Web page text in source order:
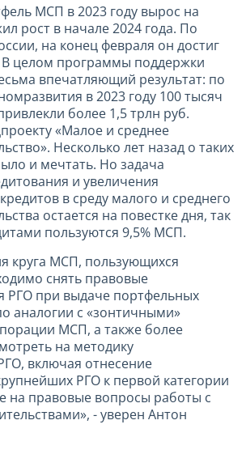
МСП в 2023 году вырос на
рост в начале 2024 года. По
на конец февраля он достиг
В целом программы поддержки
впечатляющий результат: по
в 2023 году 100 тысяч
более 1,5 трлн руб.
«Малое и среднее
Несколько лет назад о таких
и мечтать. Но задача
и увеличения
в среду малого и среднего
остается на повестке дня, так
пользуются 9,5% МСП.
круга МСП, пользующихся
снять правовые
РГО при выдаче портфельных
аналогии с «зонтичными»
МСП, а также более
на методику
включая отнесение
РГО к первой категории
на правовые вопросы работы с
- уверен Антон